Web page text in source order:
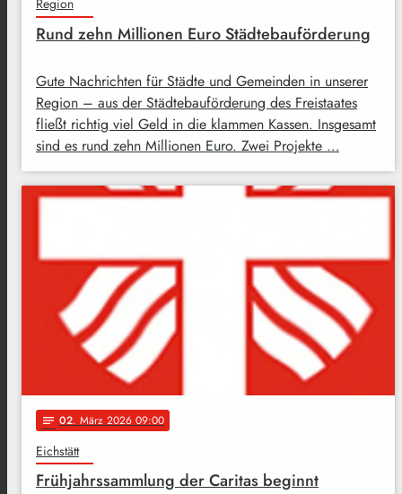
Region
Rund zehn Millionen Euro Städtebauförderung
Gute Nachrichten für Städte und Gemeinden in unserer
Region – aus der Städtebauförderung des Freistaates
fließt richtig viel Geld in die klammen Kassen. Insgesamt
sind es rund zehn Millionen Euro. Zwei Projekte …
notes 02. März 2026 09:00
Eichstätt
Frühjahrssammlung der Caritas beginnt